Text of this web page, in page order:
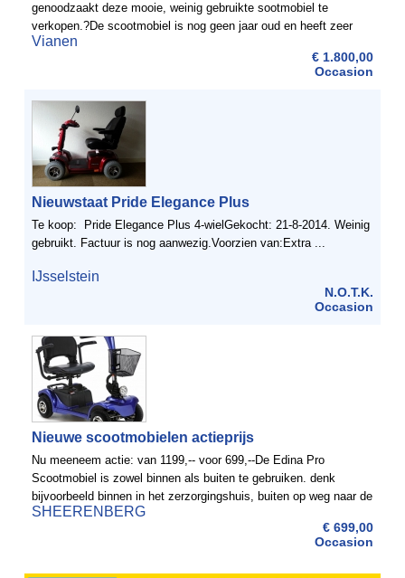
genoodzaakt deze mooie, weinig gebruikte sootmobiel te
verkopen.?De scootmobiel is nog geen jaar oud en heeft zeer
weinig km's gemaakt. Nieuwprijs is €2800,-. ...
Vianen
€ 1.800,00
Occasion
Nieuwstaat Pride Elegance Plus
Te koop: Pride Elegance Plus 4-wielGekocht: 21-8-2014. Weinig
gebruikt. Factuur is nog aanwezig.Voorzien van:Extra ...
IJsselstein
N.O.T.K.
Occasion
Nieuwe scootmobielen actieprijs
Nu meeneem actie: van 1199,-- voor 699,--De Edina Pro
Scootmobiel is zowel binnen als buiten te gebruiken. denk
bijvoorbeeld binnen in het zerzorgingshuis, buiten op weg naar de
supermarkt en is makkelijk in de auto mee te nemen. De ...
SHEERENBERG
€ 699,00
Occasion